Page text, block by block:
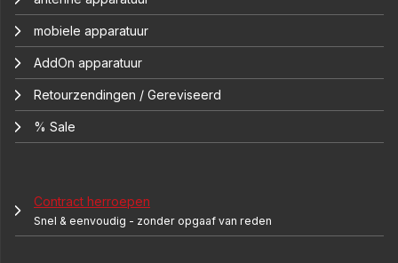
mobiele apparatuur
AddOn apparatuur
Retourzendingen / Gereviseerd
% Sale
Contract herroepen
Snel & eenvoudig - zonder opgaaf van reden